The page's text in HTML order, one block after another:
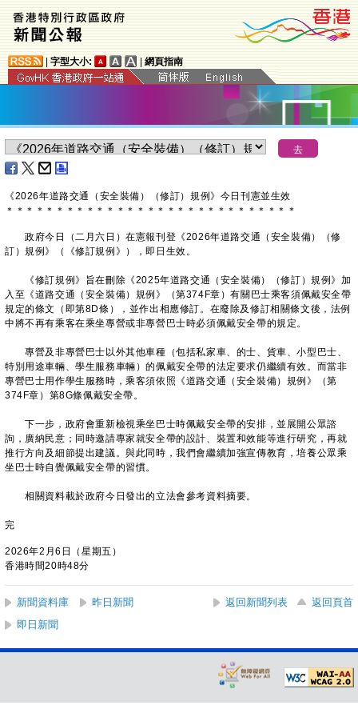
字型大小: 網頁指南
​《2026年道路交通（安全裝備）（修訂）規例》今日刊憲並生效
＊ ＊ ＊ ＊ ＊ ＊ ＊ ＊ ＊ ＊ ＊ ＊ ＊ ＊ ＊ ＊ ＊ ＊ ＊ ＊ ＊ ＊ ＊ ＊ ＊ ＊ ＊ ＊ ＊
政府今日（二月六日）在憲報刊登《2026年道路交通（安全裝備）（修
訂）規例》（《修訂規例》），即日生效。
《修訂規例》旨在刪除《2025年道路交通（安全裝備）（修訂）規例》加
入至《道路交通（安全裝備）規例》（第374F章）有關巴士乘客須佩戴安全帶
規定的條文（即第8D條），並作出相應修訂。在廢除及修訂相關條文後，法例
中將不再有乘客在乘坐專營或非專營巴士時必須佩戴安全帶的規定。
專營及非專營巴士以外其他車種（包括私家車、的士、貨車、小型巴士、
特別用途車輛、學生服務車輛）的佩戴安全帶的法定要求仍繼續有效。而當非
專營巴士用作學生服務時，乘客須依照《道路交通（安全裝備）規例》（第
374F章）第8G條佩戴安全帶。
下一步，政府會重新檢視乘坐巴士時佩戴安全帶的安排，並展開公眾諮
詢，廣納民意；同時邀請專家就安全帶的設計、裝置和效能等進行研究，再就
推行方向及細節提出建議。與此同時，我們會繼續加強宣傳教育，培養公眾乘
坐巴士時自覺佩戴安全帶的習慣。
相關資料載於政府今日發出的立法會參考資料摘要。
完
2026年2月6日（星期五）
香港時間20時48分
新聞資料庫 昨日新聞 返回新聞列表
返回頁首
即日新聞